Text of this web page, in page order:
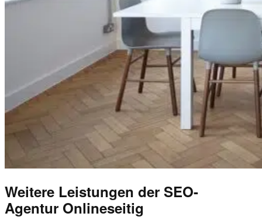
Weitere Leistungen der SEO-
Agentur Onlineseitig